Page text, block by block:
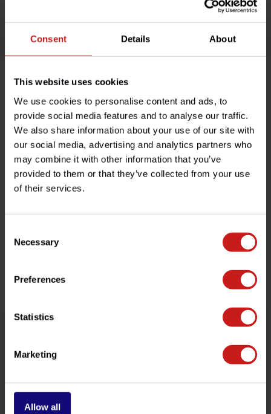
Consent Details About
This website uses cookies
We use cookies to personalise content and ads, to
provide social media features and to analyse our traffic.
We also share information about your use of our site with
our social media, advertising and analytics partners who
may combine it with other information that you’ve
provided to them or that they’ve collected from your use
of their services.
Selection
Necessary
Preferences
Statistics
Marketing
Allow all
¡Miles de clientes satisfechos!
Descripción del producto
Especificaciones
¿Tienes alguna pregunta sobre este producto?
info@britishlegends.fr. ¡Estaremos encantados de
Productos relacionados